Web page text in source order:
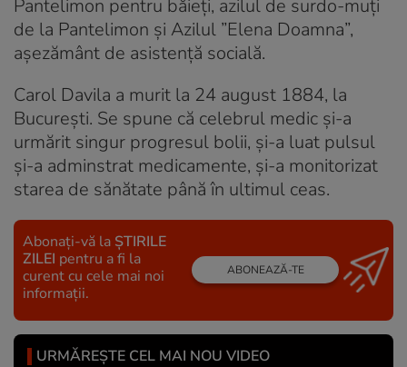
Pantelimon pentru băieţi, azilul de surdo-muţi
de la Pantelimon şi Azilul ”Elena Doamna”,
aşezământ de asistenţă socială.
Carol Davila a murit la 24 august 1884, la
Bucureşti. Se spune că celebrul medic şi-a
urmărit singur progresul bolii, şi-a luat pulsul
şi-a adminstrat medicamente, şi-a monitorizat
starea de sănătate până în ultimul ceas.
Abonați-vă la ȘTIRILE
ZILEI pentru a fi la
curent cu cele mai noi
informații.
ABONEAZĂ-TE
URMĂREȘTE CEL MAI NOU VIDEO